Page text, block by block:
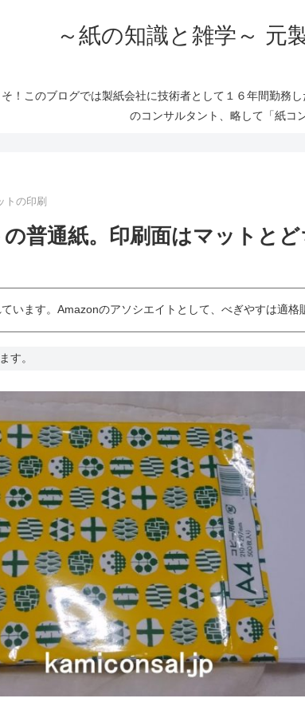
～紙の知識と雑学～ 元
！このブログでは製紙会社に技術者として１６年間勤務
のコンサルタント、略して「紙コ
トの印刷
普通紙。印刷面はマットと
います。Amazonのアソシエイトとして、べぎやすは適格
す。